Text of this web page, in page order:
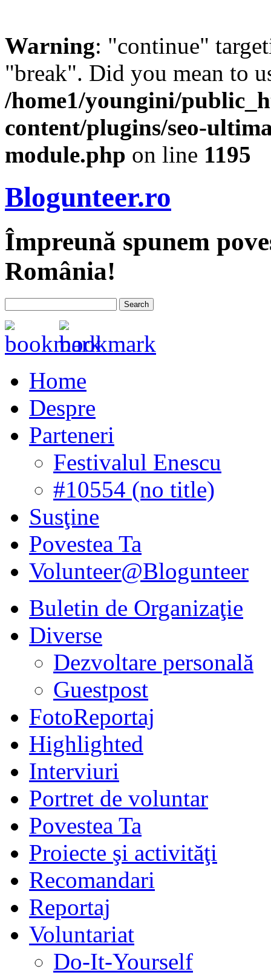
Warning: "continue"
"break". Did you mean to
/home1/youngini/
content/plugins/seo-
module.php on line 1195
Blogunteer.ro
Împreună spunem
România!
Home
Despre
Parteneri
Festivalul Enescu
#10554 (no title)
Susţine
Povestea Ta
Volunteer@Blogunteer
Buletin de Organizaţie
Diverse
Dezvoltare personală
Guestpost
FotoReportaj
Highlighted
Interviuri
Portret de voluntar
Povestea Ta
Proiecte şi activităţi
Recomandari
Reportaj
Voluntariat
Do-It-Yourself